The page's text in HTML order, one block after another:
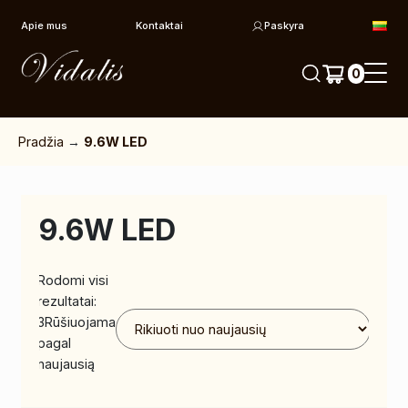
Apie mus Kontaktai Paskyra
0
Pradžia → 9.6W LED
9.6W LED
Rodomi visi
rezultatai:
3Rūšiuojama
pagal
naujausią